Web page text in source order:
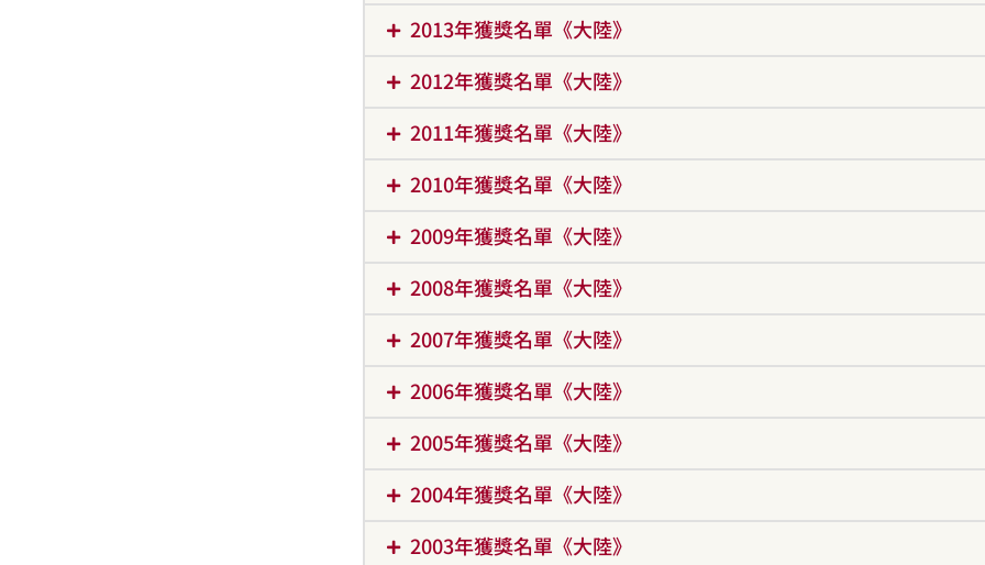
2013年獲獎名單《大陸》
2012年獲獎名單《大陸》
2011年獲獎名單《大陸》
2010年獲獎名單《大陸》
2009年獲獎名單《大陸》
2008年獲獎名單《大陸》
2007年獲獎名單《大陸》
2006年獲獎名單《大陸》
2005年獲獎名單《大陸》
2004年獲獎名單《大陸》
2003年獲獎名單《大陸》